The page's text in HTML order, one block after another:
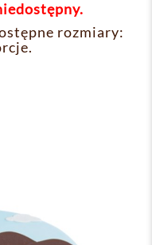
rozmiary: